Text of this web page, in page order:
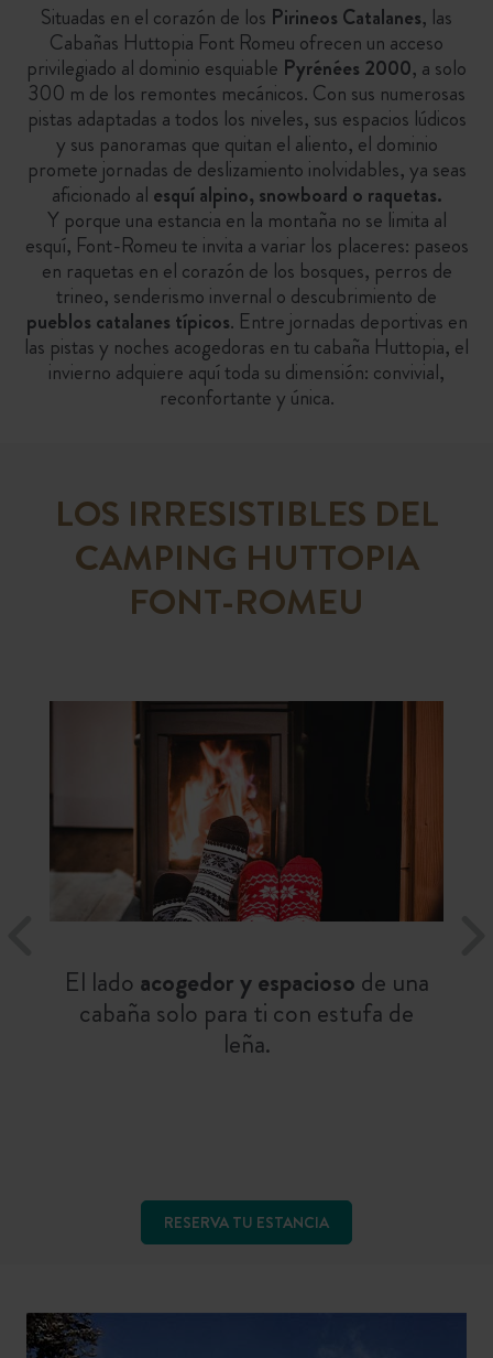
Situadas en el corazón de los Pirineos Catalanes, las
Cabañas Huttopia Font Romeu ofrecen un acceso
privilegiado al dominio esquiable Pyrénées 2000, a solo
300 m de los remontes mecánicos. Con sus numerosas
pistas adaptadas a todos los niveles, sus espacios lúdicos
y sus panoramas que quitan el aliento, el dominio
promete jornadas de deslizamiento inolvidables, ya seas
aficionado al esquí alpino, snowboard o raquetas.
Y porque una estancia en la montaña no se limita al
esquí, Font-Romeu te invita a variar los placeres: paseos
en raquetas en el corazón de los bosques, perros de
trineo, senderismo invernal o descubrimiento de
pueblos catalanes típicos. Entre jornadas deportivas en
las pistas y noches acogedoras en tu cabaña Huttopia, el
invierno adquiere aquí toda su dimensión: convivial,
reconfortante y única.
LOS IRRESISTIBLES DEL
CAMPING HUTTOPIA
FONT-ROMEU
El lado acogedor y espacioso de una
cabaña solo para ti con estufa de
leña.
RESERVA TU ESTANCIA